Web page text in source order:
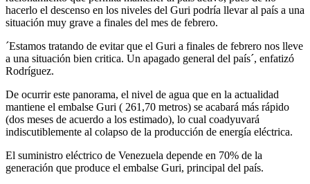
hacerlo el descenso en los niveles del Guri podría llevar al país a una
situación muy grave a finales del mes de febrero.
´Estamos tratando de evitar que el Guri a finales de febrero nos lleve
a una situación bien critica. Un apagado general del país´, enfatizó
Rodríguez.
De ocurrir este panorama, el nivel de agua que en la actualidad
mantiene el embalse Guri ( 261,70 metros) se acabará más rápido
(dos meses de acuerdo a los estimado), lo cual coadyuvará
indiscutiblemente al colapso de la producción de energía eléctrica.
El suministro eléctrico de Venezuela depende en 70% de la
generación que produce el embalse Guri, principal del país.